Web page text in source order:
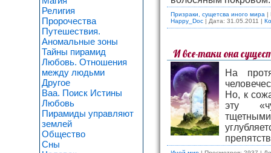
Религия
Пророчества
Путешествия.
Аномальные зоны
Тайны пирамид
Любовь. Отношения
между людьми
Другое
Ваа. Поиск Истины
Любовь
Пирамиды управляют
землей
Общество
Сны
Призраки, сущетсва иного мира |
Happy_Doc | Дата: 31.05.2011 |
И все-таки она
На
Но, к
эту